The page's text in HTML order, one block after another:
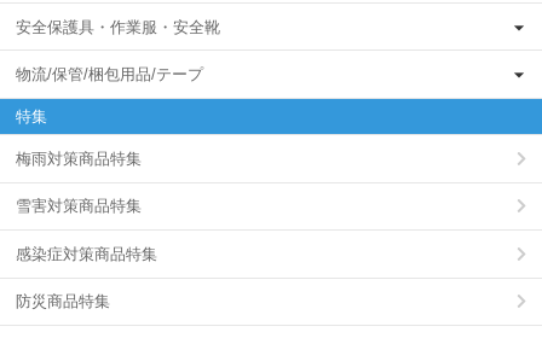
安全保護具・作業服・安全靴
物流/保管/梱包用品/テープ
特集
梅雨対策商品特集
雪害対策商品特集
感染症対策商品特集
防災商品特集